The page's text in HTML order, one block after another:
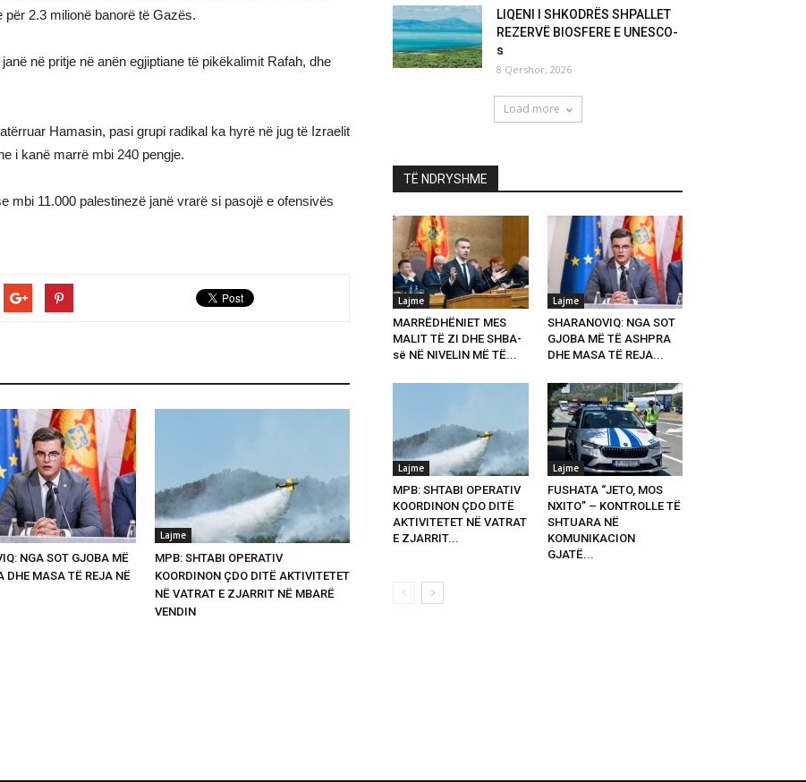
2.3 milionë banorë të Gazës.
në pritje në anën egjiptiane të pikëkalimit Rafah, dhe
Hamasin, pasi grupi radikal ka hyrë në jug të Izraelit
i kanë marrë mbi 240 pengje.
mbi 11.000 palestinezë janë vrarë si pasojë e ofensivës
NGA SOT GJOBA MË
DHE MASA TË REJA NË
Lajme
MPB: SHTABI OPERATIV
KOORDINON ÇDO DITË AKTIVITETET
NË VATRAT E ZJARRIT NË MBARË
VENDIN
LIQENI I SHKODRËS SHPALLET
REZERVË BIOSFERE E UNESCO-
s
8 Qershor, 2026
Load more
TË NDRYSHME
Lajme
MARRËDHËNIET MES
MALIT TË ZI DHE SHBA-
së NË NIVELIN MË TË...
Lajme
SHARANOVIQ: NGA SOT
GJOBA MË TË ASHPRA
DHE MASA TË REJA...
Lajme
MPB: SHTABI OPERATIV
KOORDINON ÇDO DITË
AKTIVITETET NË VATRAT
E ZJARRIT...
Lajme
FUSHATA “JETO, MOS
NXITO” – KONTROLLE TË
SHTUARA NË
KOMUNIKACION
GJATË...